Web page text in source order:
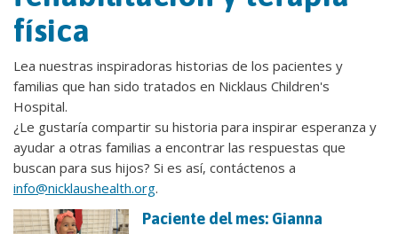
física
Lea nuestras inspiradoras historias de los pacientes y
familias que han sido tratados en Nicklaus Children's
Hospital.
¿Le gustaría compartir su historia para inspirar esperanza y
ayudar a otras familias a encontrar las respuestas que
buscan para sus hijos? Si es así, contáctenos a
info@nicklaushealth.org.
Paciente del mes: Gianna